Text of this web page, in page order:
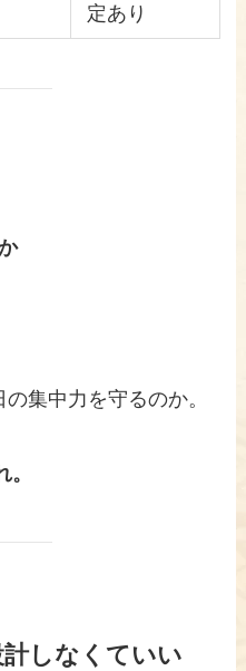
定あり
集中力を守るのか。
しなくていい